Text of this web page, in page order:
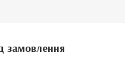
замовлення